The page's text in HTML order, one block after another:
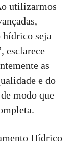
utilizarmos
hídrico seja
esclarece
as
e do
modo que
Hídrico